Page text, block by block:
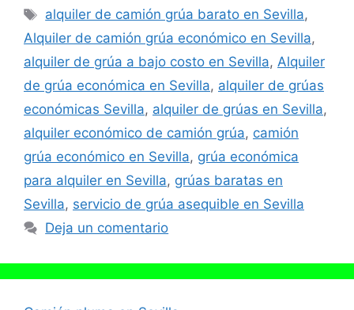
Etiquetas
alquiler de camión grúa barato en Sevilla,
Alquiler de camión grúa económico en Sevilla,
alquiler de grúa a bajo costo en Sevilla, Alquiler
de grúa económica en Sevilla, alquiler de grúas
económicas Sevilla, alquiler de grúas en Sevilla,
alquiler económico de camión grúa, camión
grúa económico en Sevilla, grúa económica
para alquiler en Sevilla, grúas baratas en
Sevilla, servicio de grúa asequible en Sevilla
Deja un comentario